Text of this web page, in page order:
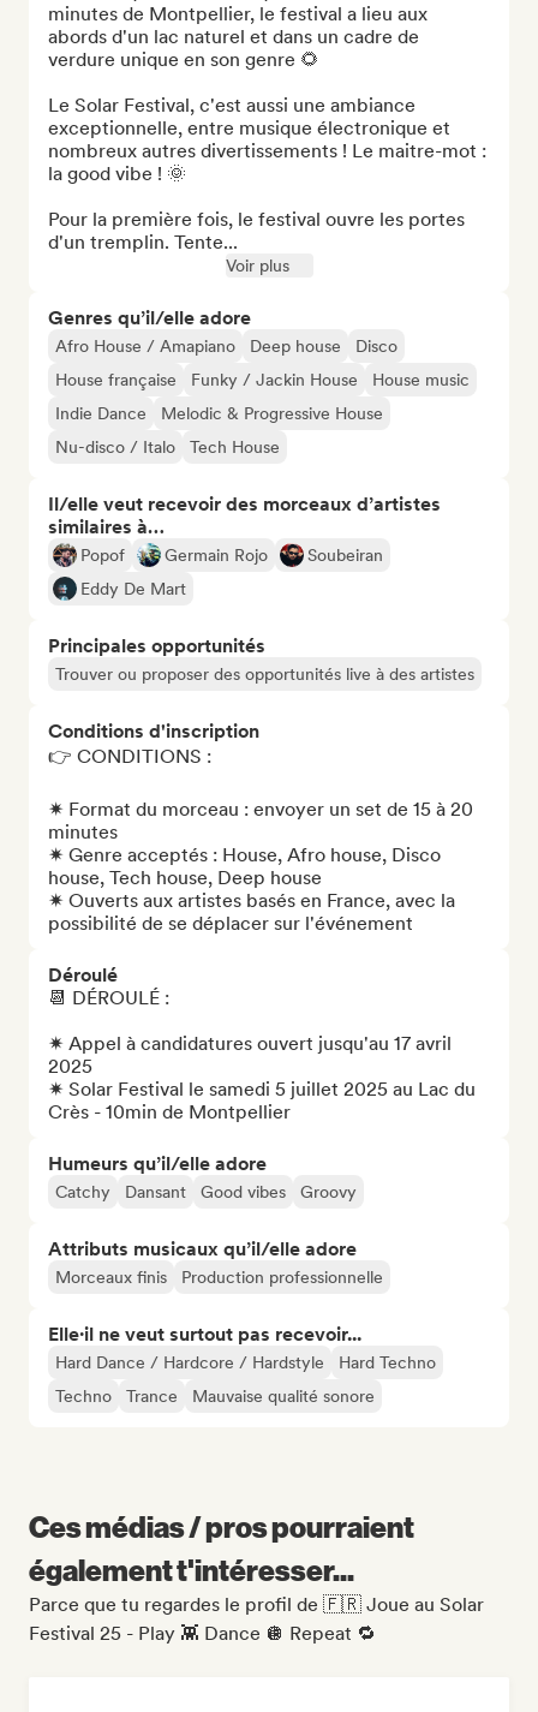
minutes de Montpellier, le festival a lieu aux
abords d'un lac naturel et dans un cadre de
verdure unique en son genre 🌻
Le Solar Festival, c'est aussi une ambiance
exceptionnelle, entre musique électronique et
nombreux autres divertissements ! Le maitre-mot :
la good vibe ! 🌞
Pour la première fois, le festival ouvre les portes
d'un tremplin. Tente...
Voir plus
Genres qu’il/elle adore
Afro House / Amapiano Deep house
Disco
House française
Funky / Jackin House
House music
Indie Dance
Melodic & Progressive House
Nu-disco / Italo
Tech House
Il/elle veut recevoir des morceaux d’artistes
similaires à…
Popof Germain Rojo
Soubeiran
Eddy De Mart
Principales opportunités
Trouver ou proposer des opportunités live à des artistes
Conditions d'inscription
👉 CONDITIONS :
✷ Format du morceau : envoyer un set de 15 à 20
minutes
✷ Genre acceptés : House, Afro house, Disco
house, Tech house, Deep house
✷ Ouverts aux artistes basés en France, avec la
possibilité de se déplacer sur l'événement
Déroulé
📆 DÉROULÉ :
✷ Appel à candidatures ouvert jusqu'au 17 avril
2025
✷ Solar Festival le samedi 5 juillet 2025 au Lac du
Crès - 10min de Montpellier
Humeurs qu’il/elle adore
Catchy Dansant Good vibes Groovy
Attributs musicaux qu’il/elle adore
Morceaux finis Production professionnelle
Elle·il ne veut surtout pas recevoir...
Hard Dance / Hardcore / Hardstyle
Hard Techno
Techno
Trance Mauvaise qualité sonore
Ces médias / pros pourraient
également t'intéresser...
Parce que tu regardes le profil de 🇫🇷 Joue au Solar
Festival 25 - Play 👾 Dance 🪩 Repeat 🔁